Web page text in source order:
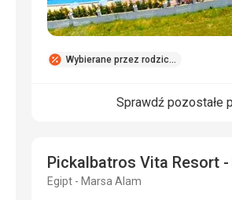
Wybierane przez rodziców
Sprawdź pozostałe
Pickalbatros Vita Resort
Egipt - Marsa Alam